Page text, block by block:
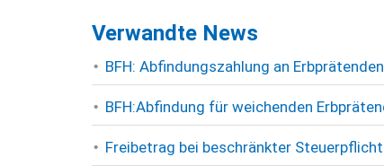
Verwandte News
BFH: Abfindungszahlung an
BFH:Abfindung für weichenden
Freibetrag bei beschränkter